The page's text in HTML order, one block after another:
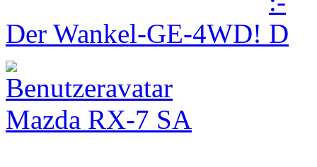
Der Wankel-GE-4WD!
Mazda RX-7 SA